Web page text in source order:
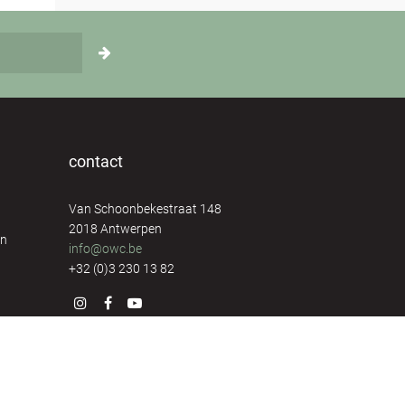
contact
Van Schoonbekestraat 148
2018 Antwerpen
info@owc.be
+32 (0)3 230 13 82